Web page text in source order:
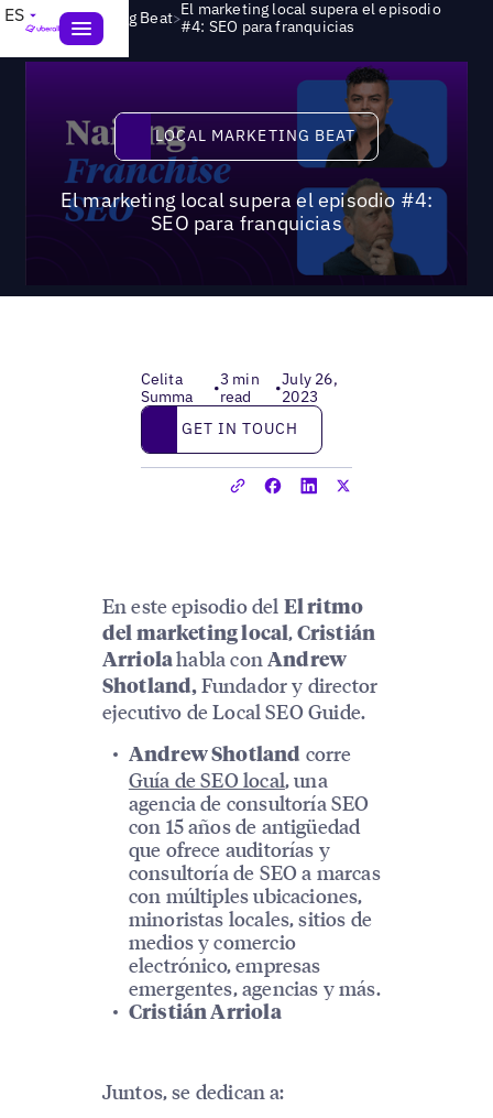
ES Local Marketing Beat>El marketing local supera el episodio
#4: SEO para franquicias
Local Marketing Beat
LOCAL MARKETING BEAT
El marketing local supera el episodio #4:
SEO para franquicias
Celita
Summa
•3 min
read
•July 26,
2023
Get in touch
GET IN TOUCH
En este episodio del El ritmo
del marketing local, Cristián
Arriolahabla con Andrew
Shotland, Fundador y director
ejecutivo de Local SEO Guide.
Andrew Shotland corre
Guía de SEO local, una
agencia de consultoría SEO
con 15 años de antigüedad
que ofrece auditorías y
consultoría de SEO a marcas
con múltiples ubicaciones,
minoristas locales, sitios de
medios y comercio
electrónico, empresas
emergentes, agencias y más.
Cristián Arriola
Juntos, se dedican a: